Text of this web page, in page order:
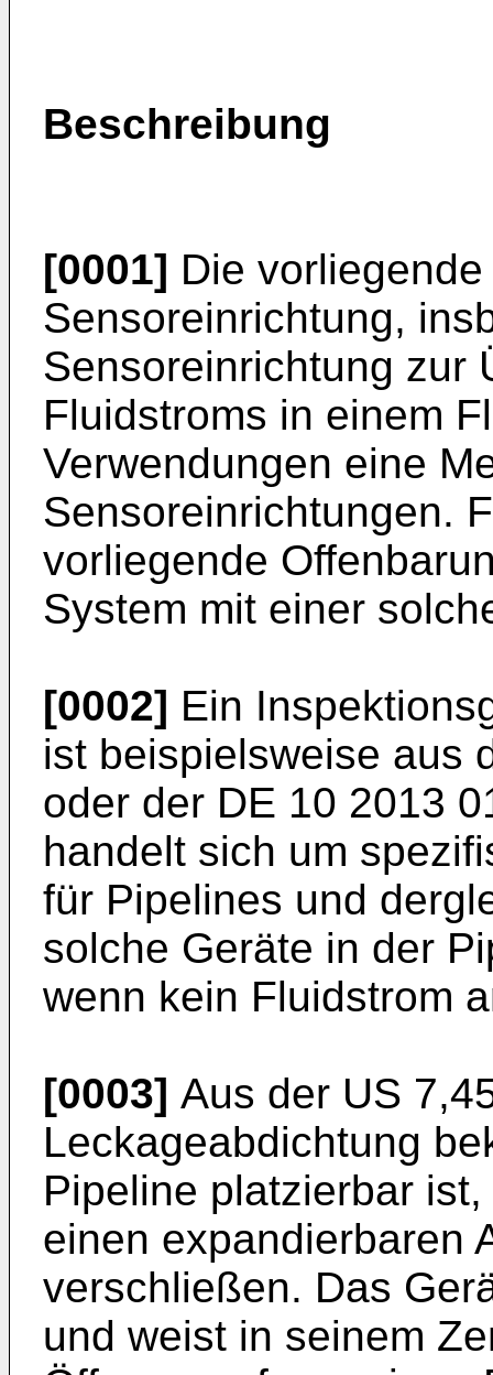
Beschreibung
[0001] Die
Sensoreinrichtung,
Sensoreinrichtung zur
Fluidstroms in einem
Verwendungen eine
Sensoreinrichtungen.
vorliegende
System mit einer
[0002] Ein
ist beispielsweise aus
oder der DE 10 2013
handelt sich um
für Pipelines und
solche Geräte in der
wenn kein Fluidstrom
[0003] Aus der US
Leckageabdichtung
Pipeline platzierbar
einen expandierbaren
verschließen. Das
und weist in seinem